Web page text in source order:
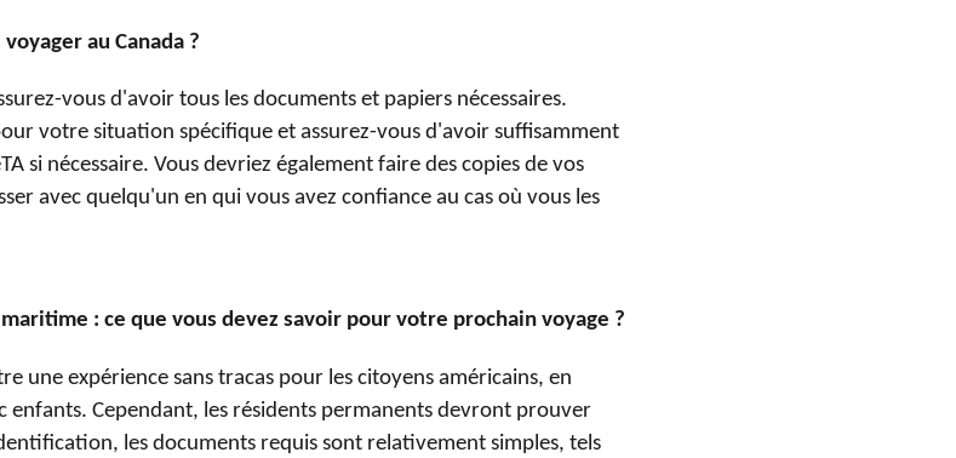
au Canada ?
vous d'avoir tous les documents et papiers nécessaires.
votre situation spécifique et assurez-vous d'avoir suffisamment
si nécessaire. Vous devriez également faire des copies de vos
avec quelqu'un en qui vous avez confiance au cas où vous les
: ce que vous devez savoir pour votre prochain voyage ?
une expérience sans tracas pour les citoyens américains, en
enfants. Cependant, les résidents permanents devront prouver
les documents requis sont relativement simples, tels